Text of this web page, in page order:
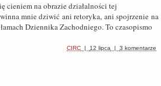
cieniem na obrazie działalności tej
mnie dziwić ani retoryka, ani spojrzenie na
Dziennika Zachodniego. To czasopismo
CIRC | 12 lipca | 3 komentarze